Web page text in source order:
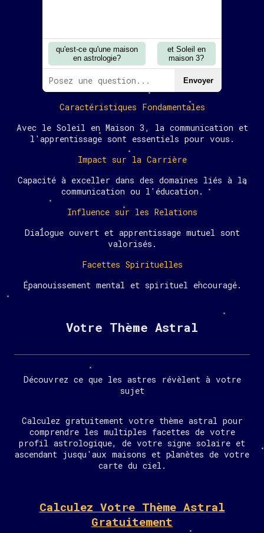
qu'est-ce qu'une maison
en astrologie?
et Soleil en
maison 3?
Envoyer
Caractéristiques Fondamentales
Avec le Soleil en Maison 3, la communication et
l'apprentissage sont essentiels pour vous.
Impact sur la Carrière
Capacité à exceller dans des domaines liés à la
communication ou l'éducation.
Influence sur les Relations
Dialogue ouvert et apprentissage mutuel sont
valorisés.
Facettes Spirituelles
Épanouissement mental et spirituel encouragé.
Votre Thème Astral
Découvrez ce que les astres révèlent à votre
sujet
Calculez gratuitement votre thème astral pour
comprendre les multiples facettes de votre
profil astrologique, de votre signe solaire et
ascendant jusqu'aux maisons et planètes de votre
carte du ciel.
Calculez Votre Thème Astral
Gratuitement